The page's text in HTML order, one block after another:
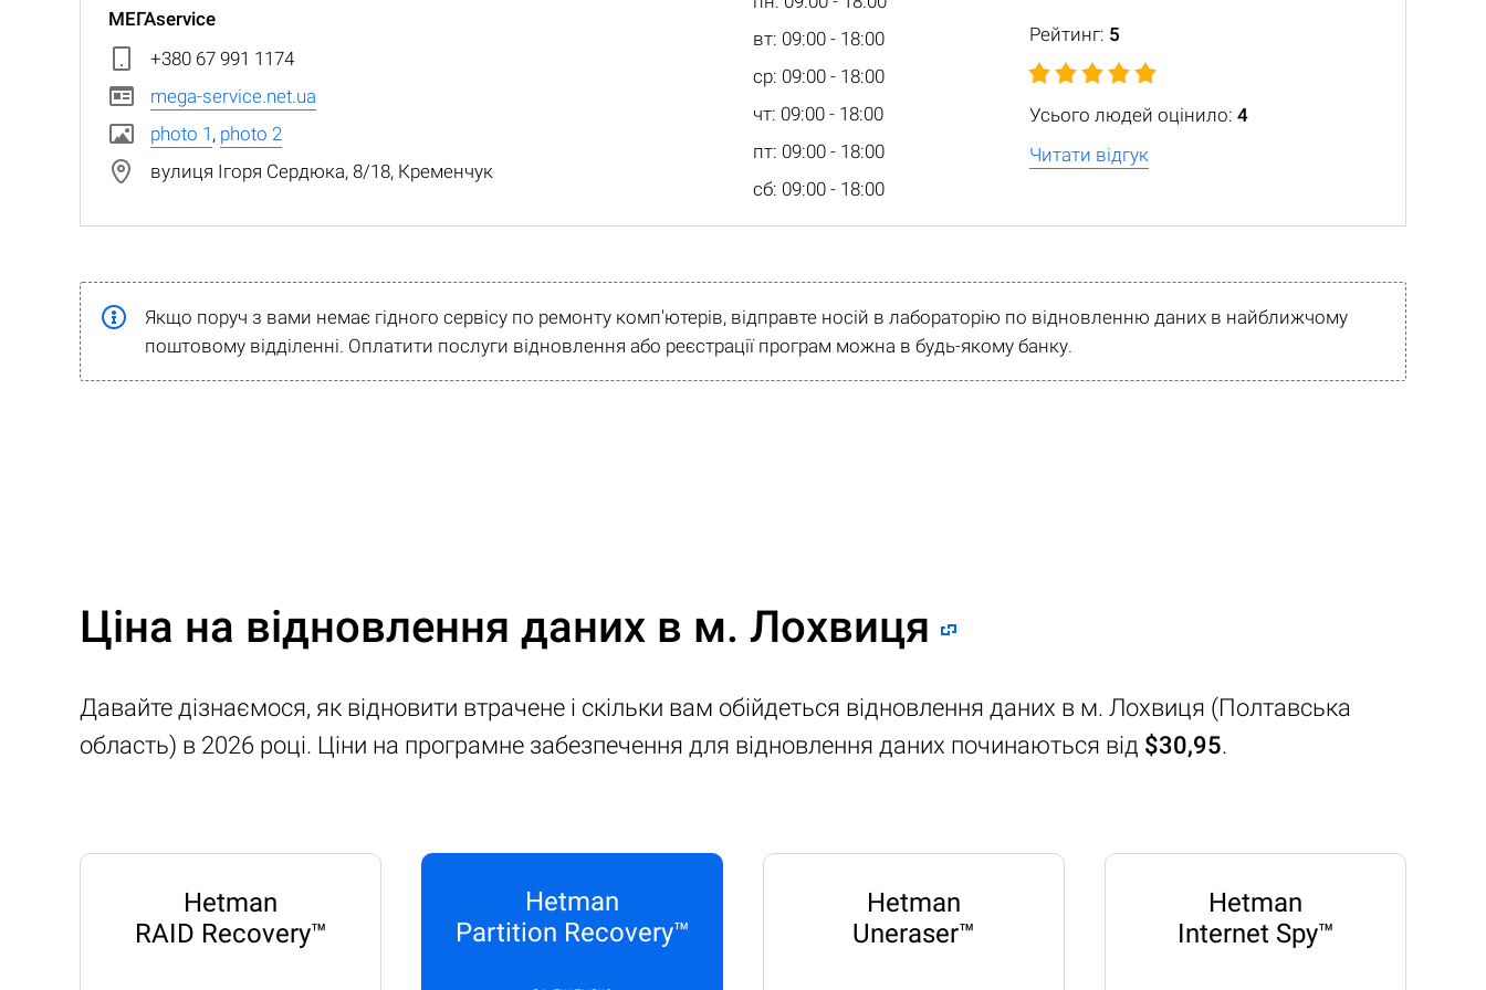
МЕГАservice
+380 67 991 1174
mega-service.net.ua
photo 1 , photo 2
вулиця Ігоря Сердюка, 8/18, Кременчук
вт: 09:00 - 18:00
ср: 09:00 - 18:00
чт: 09:00 - 18:00
пт: 09:00 - 18:00
сб: 09:00 - 18:00
Рейтинг: 5
Усього людей оцінило: 4
Читати відгук
Якщо поруч з вами немає гідного сервісу по ремонту комп'ютерів, відправте носій в лабораторію по відновленню даних в найближчому
поштовому відділенні. Оплатити послуги відновлення або реєстрації програм можна в будь-якому банку.
Ціна на відновлення даних в м. Лохвиця
Давайте дізнаємося, як відновити втрачене і скільки вам обійдеться відновлення даних в м. Лохвиця (Полтавська
область) в 2026 році. Ціни на програмне забезпечення для відновлення даних починаються від $30,95.
Hetman
RAID Recovery™
Hetman
Partition Recovery™
Hetman
Uneraser™
Hetman
Internet Spy™